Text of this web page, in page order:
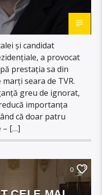
și candidat
a provocat
prestația sa din
seara de TVR.
greu de ignorat,
importanța
că doar patru
– […]
0